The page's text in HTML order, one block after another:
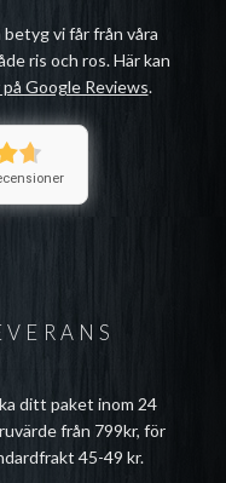
ditt paket inom 24
från 799kr, för
45-49 kr.
vi får från våra
ris och ros. Här kan
Google Reviews.